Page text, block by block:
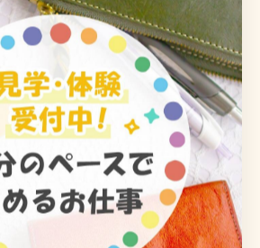
神障がい
自立
近の投稿 Recent Posts
2026/08/08
おはようございます🌪️🌤️